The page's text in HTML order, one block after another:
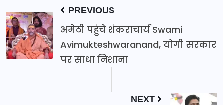
PREVIOUS
अमेठी पहुंचे शंकराचार्य Swami
Avimukteshwaranand, योगी सरकार
पर साधा निशाना
NEXT